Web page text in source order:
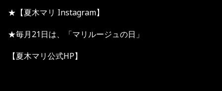
★【夏木マリ Instagram】
★毎月21日は、「マリルージュの日」
【夏木マリ公式HP】